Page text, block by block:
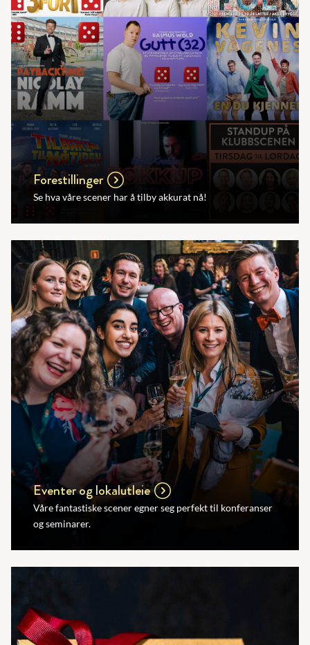
Forestillinger
Se hva våre scener har å tilby akkurat nå!
Eventer og lokalutleie
Våre fantastiske scener egner seg perfekt til konferanser
og seminarer.